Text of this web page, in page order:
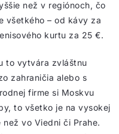
než v regiónoch, čo
všetkého – od kávy za
kurtu za 25 €.
to vytvára zvláštnu
zahraničia alebo s
firme si Moskvu
to všetko je na vysokej
vo Viedni či Prahe.